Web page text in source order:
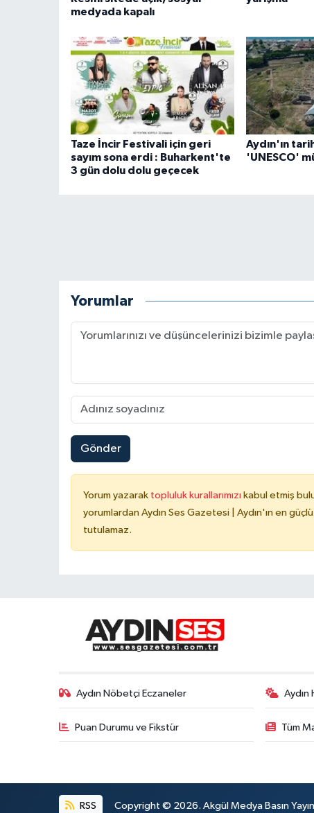
medyada kapalı
Taze İncir Festivali için geri
sayım sona erdi : Buharkent'te
3 gün dolu dolu geçecek
Aydın'ın
'UNESCO'
Yorumlar
Gönder
Yorum yazarak topluluk kurallarımızı kabul etmiş
yorumlardan Aydın Ses Gazetesi | Aydın'ın en
tutulamaz.
Aydın Nöbetçi Eczaneler Aydın
Puan Durumu ve Fikstür Tüm
RSS Copyright © 2026. Akgül Medya Basın